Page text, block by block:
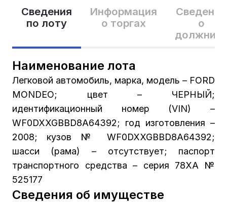
Сведения
по лоту
Информация
о торгах
Сведения
о
Наименование лота
Легковой автомобиль, марка, модель – FORD
MONDEO; цвет – ЧЕРНЫЙ;
идентификационный номер (VIN) –
WF0DXXGBBD8A64392; год изготовления –
2008; кузов № WF0DXXGBBD8A64392;
шасси (рама) – отсутствует; паспорт
транспортного средства – серия 78ХА №
525177
Сведения об имуществе